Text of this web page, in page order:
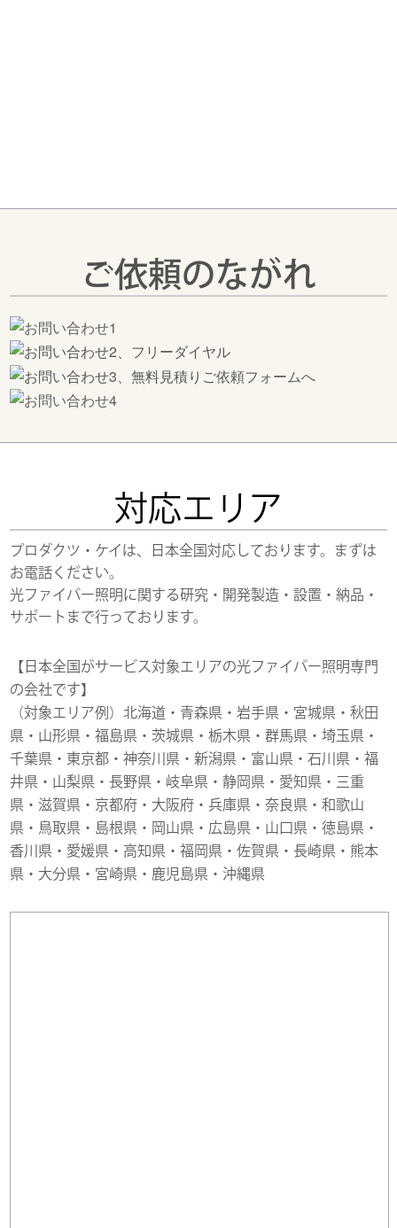
ご依頼のながれ
対応エリア
プロダクツ・ケイは、日本全国対応しております。まずは
お電話ください。
光ファイバー照明に関する研究・開発製造・設置・納品・
サポートまで行っております。
【日本全国がサービス対象エリアの光ファイバー照明専門
の会社です】
（対象エリア例）北海道・青森県・岩手県・宮城県・秋田
県・山形県・福島県・茨城県・栃木県・群馬県・埼玉県・
千葉県・東京都・神奈川県・新潟県・富山県・石川県・福
井県・山梨県・長野県・岐阜県・静岡県・愛知県・三重
県・滋賀県・京都府・大阪府・兵庫県・奈良県・和歌山
県・鳥取県・島根県・岡山県・広島県・山口県・徳島県・
香川県・愛媛県・高知県・福岡県・佐賀県・長崎県・熊本
県・大分県・宮崎県・鹿児島県・沖縄県